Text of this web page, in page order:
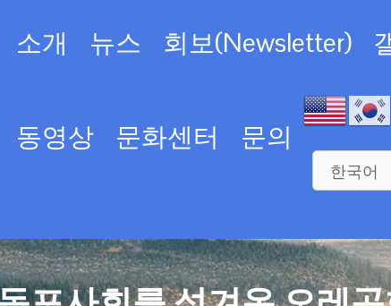
소개 뉴스 회보(Newsletter)
동영상 문화센터 문의